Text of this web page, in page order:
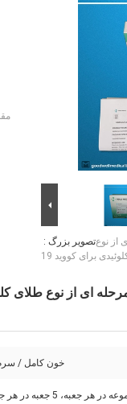
تصویر بزرگ :از نوع
برای کووید 19
ای از نوع طلای
خون کامل /